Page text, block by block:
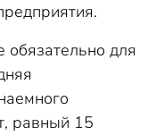
обязательно для
равный 15